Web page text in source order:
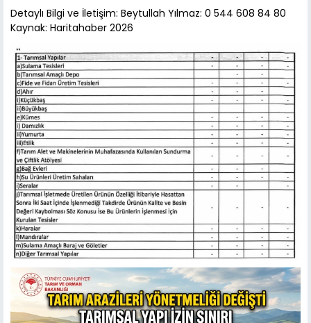
Detaylı Bilgi ve İletişim: Beytullah Yılmaz: 0 544 608 84 80
Kaynak: Haritahaber 2026